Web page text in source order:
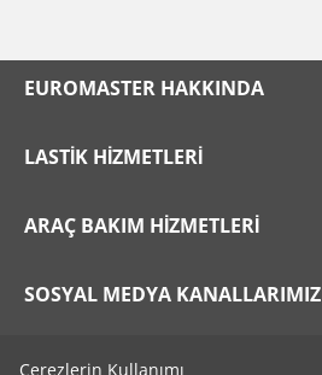
EUROMASTER HAKKINDA
LASTIK HIZMETLERI
ARAÇ BAKIM HIZMETLERI
SOSYAL MEDYA KANALLARIMIZ
Çerezlerin Kullanımı